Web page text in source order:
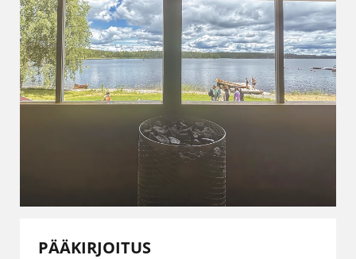
PÄÄKIRJOITUS